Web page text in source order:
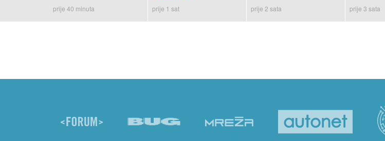
prije 40 minuta prije 1 sat prije 2 sata prije 3 sata